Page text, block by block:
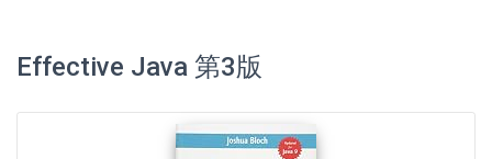
Effective Java 第3版